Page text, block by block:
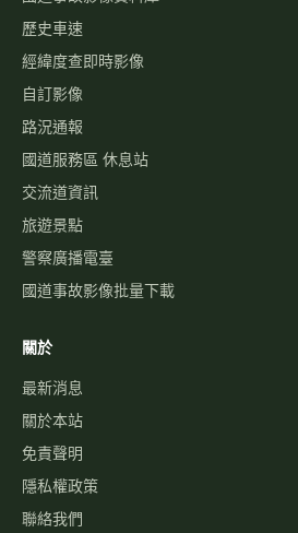
關於
最新消息
關於本站
免責聲明
隱私權政策
聯絡我們
功能建議